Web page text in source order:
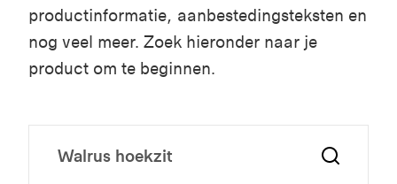
productinformatie, aanbestedingsteksten en
nog veel meer. Zoek hieronder naar je
product om te beginnen.